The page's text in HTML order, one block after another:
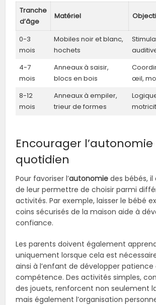
Tranche
d’âge
Matériel
0-3
mois
Mobiles noir et blanc,
hochets
4-7
mois
Anneaux à saisir,
blocs en bois
œil,
8-12
mois
Anneaux à empiler,
trieur de formes
Encourager l’autonomie
quotidien
Pour favoriser l’autonomie des bébés,
de leur permettre de choisir parmi
activités. Par exemple, laisser le bébé
coins sécurisés de la maison aide à
confiance.
Les parents doivent également
uniquement lorsque cela est
ainsi à l’enfant de développer patience
compétence. Des activités simples,
des jouets, renforcent non seulement
mais également l’organisation